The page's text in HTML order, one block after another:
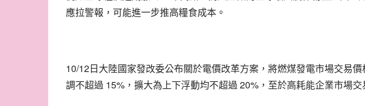
應拉警報，可能進一步推高糧食成本。
10/12日大陸國家發改委公布關於電價改革方案，將燃煤發電市場交易
調不超過 15% ，擴大為上下浮動均不超過 20% ，至於高耗能企業市場